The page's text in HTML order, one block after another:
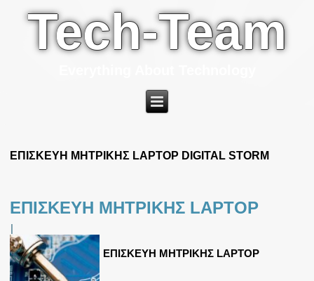
Tech-Team
ΕΠΙΣΚΕΥΗ ΜΗΤΡΙΚΗΣ LAPTOP DIGITAL STORM
ΕΠΙΣΚΕΥΗ ΜΗΤΡΙΚΗΣ LAPTOP
|
ΕΠΙΣΚΕΥΗ ΜΗΤΡΙΚΗΣ LAPTOP